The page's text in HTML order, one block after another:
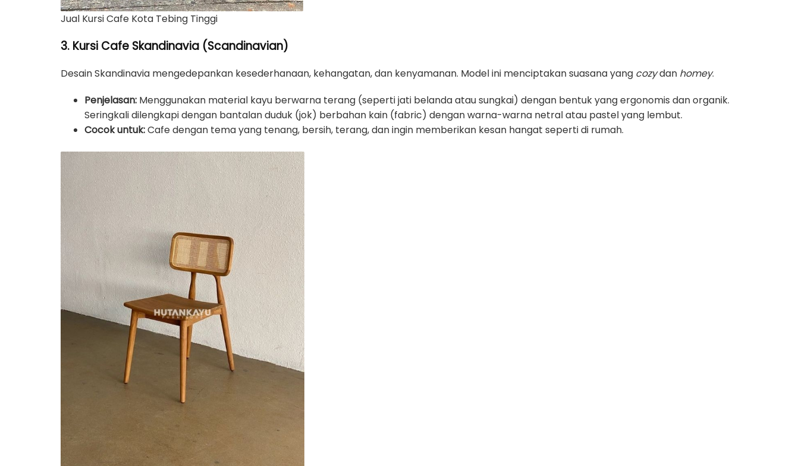
Jual Kursi Cafe Kota Tebing Tinggi
3. Kursi Cafe Skandinavia (Scandinavian)
Desain Skandinavia mengedepankan kesederhanaan, kehangatan, dan kenyamanan. Model ini menciptakan suasana yang cozydan homey.
Penjelasan: Menggunakan material kayu berwarna terang (seperti jati belanda atau sungkai) dengan bentuk yang ergonomis dan organik.
Seringkali dilengkapi dengan bantalan duduk (jok) berbahan kain (fabric) dengan warna-warna netral atau pastel yang lembut.
Cocok untuk:Cafe dengan tema yang tenang, bersih, terang, dan ingin memberikan kesan hangat seperti di rumah.